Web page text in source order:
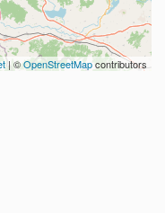
| ©OpenStreetMapcontributors